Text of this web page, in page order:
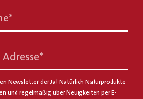
*
*
Newsletter der Ja! Natürlich Naturprodukte
und regelmäßig über Neuigkeiten per E-